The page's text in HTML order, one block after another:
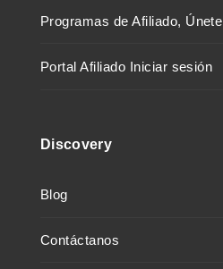
Programas de Afiliado, Únete
Portal Afiliado Iniciar sesión
Discovery
Blog
Contáctanos